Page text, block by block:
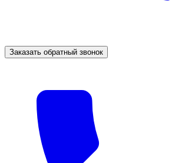
Заказать обратный звонок